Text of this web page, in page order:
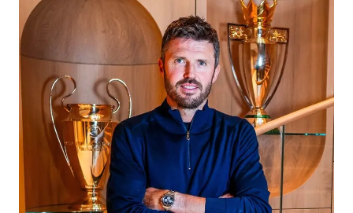
飞机票免费退改真的来了
秋天的第一杯奶茶到底有多火
38岁演员求职万岁山NPC成功
国防部：中国军队坚决反制任何闹海挑衅图谋
夯实基础开新局